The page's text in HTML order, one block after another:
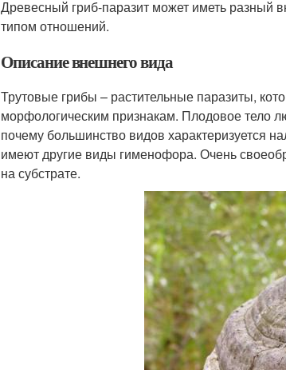
Древесный гриб-паразит может иметь разный
типом отношений.
Описание внешнего вида
Трутовые грибы – растительные паразиты,
морфологическим признакам. Плодовое тело
почему большинство видов характеризуется
имеют другие виды гименофора. Очень
на субстрате.